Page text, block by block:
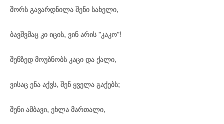
შორს გავარდნილა შენი სახელი,
ბავშვმაც კი იცის, ვინ არის ”კაკო”!
შენზედ მოუბნობს კაცი და ქალი,
ვისაც ენა აქვს, შენ ყველა გაქებს;
შენი ამბავი, ეხლა მართალი,